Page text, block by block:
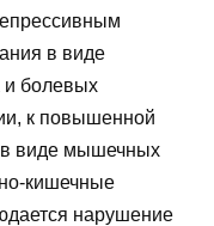
в виде
и болевых
к повышенной
виде мышечных
кишечные
нарушение